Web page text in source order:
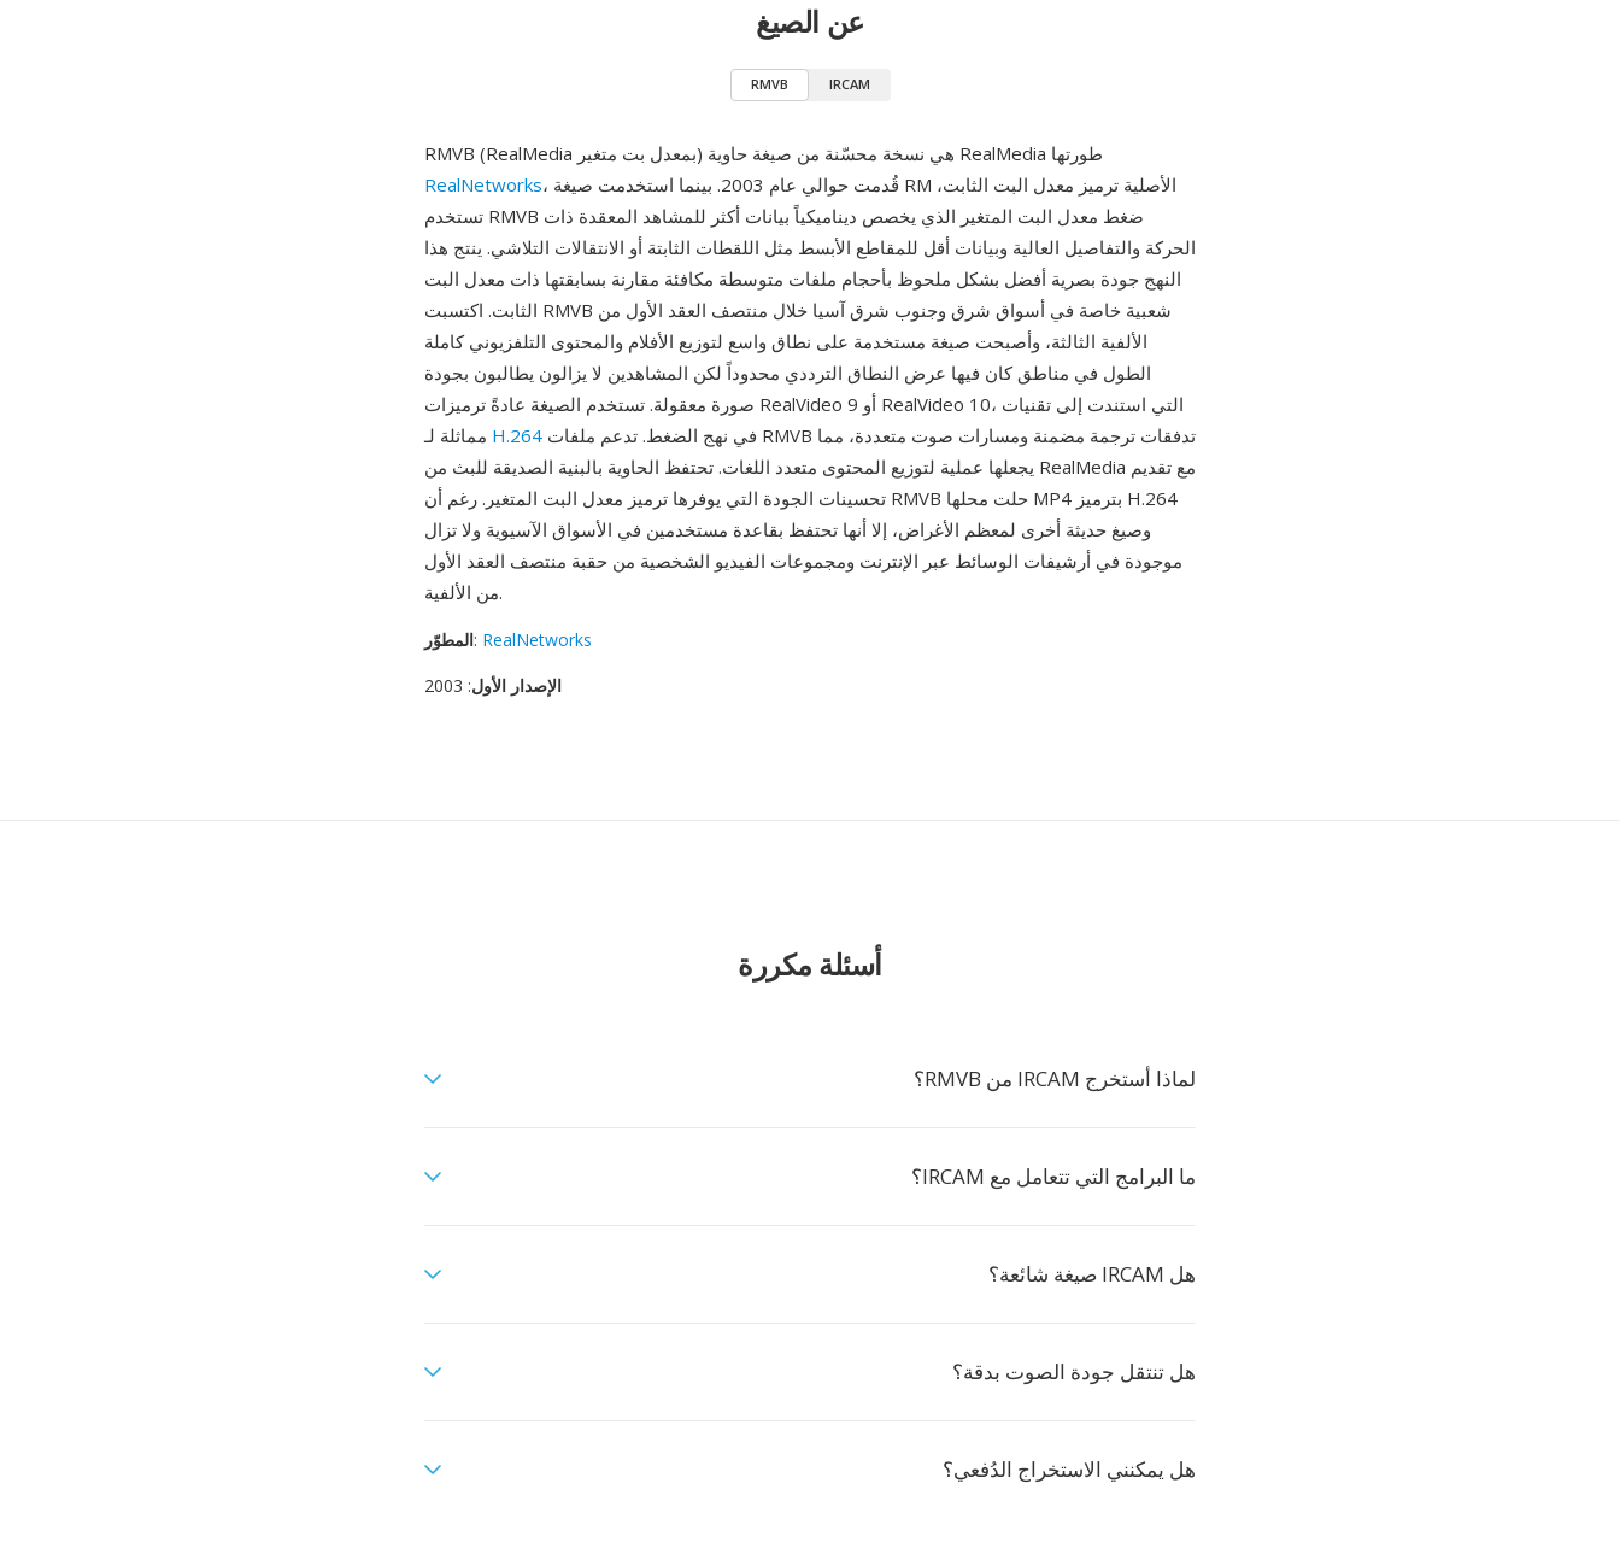
عن الصيغ
RMVB IRCAM
RMVB (RealMedia بمعدل بت متغير) هي نسخة محسّنة من صيغة حاوية RealMedia طورتها
RealNetworks، قُدمت حوالي عام 2003. بينما استخدمت صيغة RM الأصلية ترميز معدل البت الثابت،
تستخدم RMVB ضغط معدل البت المتغير الذي يخصص ديناميكياً بيانات أكثر للمشاهد المعقدة ذات
الحركة والتفاصيل العالية وبيانات أقل للمقاطع الأبسط مثل اللقطات الثابتة أو الانتقالات التلاشي. ينتج هذا
النهج جودة بصرية أفضل بشكل ملحوظ بأحجام ملفات متوسطة مكافئة مقارنة بسابقتها ذات معدل البت
الثابت. اكتسبت RMVB شعبية خاصة في أسواق شرق وجنوب شرق آسيا خلال منتصف العقد الأول من
الألفية الثالثة، وأصبحت صيغة مستخدمة على نطاق واسع لتوزيع الأفلام والمحتوى التلفزيوني كاملة
الطول في مناطق كان فيها عرض النطاق الترددي محدوداً لكن المشاهدين لا يزالون يطالبون بجودة
صورة معقولة. تستخدم الصيغة عادةً ترميزات RealVideo 9 أو RealVideo 10، التي استندت إلى تقنيات
H.264
يجعلها عملية لتوزيع المحتوى متعدد اللغات. تحتفظ الحاوية بالبنية الصديقة للبث من RealMedia مع تقديم
تحسينات الجودة التي يوفرها ترميز معدل البت المتغير. رغم أن RMVB حلت محلها MP4 بترميز H.264
وصيغ حديثة أخرى لمعظم الأغراض، إلا أنها تحتفظ بقاعدة مستخدمين في الأسواق الآسيوية ولا تزال
موجودة في أرشيفات الوسائط عبر الإنترنت ومجموعات الفيديو الشخصية من حقبة منتصف العقد الأول
من الألفية.
المطوّر: RealNetworks
الإصدار الأول: 2003
أسئلة مكررة
لماذا أستخرج IRCAM من RMVB؟
ما البرامج التي تتعامل مع IRCAM؟
هل IRCAM صيغة شائعة؟
هل تنتقل جودة الصوت بدقة؟
هل يمكنني الاستخراج الدُفعي؟